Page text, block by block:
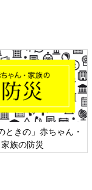
ときの」赤ちゃん・
家族の防災